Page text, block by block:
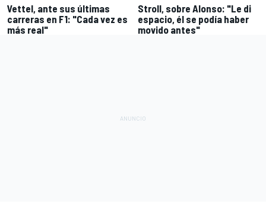
Vettel, ante sus últimas
carreras en F1: "Cada vez es
más real"
Stroll, sobre Alonso: "Le di
espacio, él se podía haber
movido antes"